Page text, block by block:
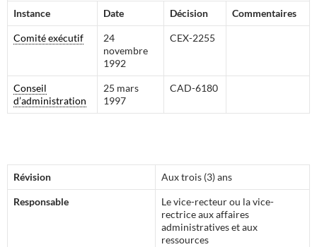
Instance Date Décision Commentaires
Comité exécutif
24
novembre
1992
CEX-2255
Conseil
d’administration
25 mars
1997
CAD-6180
Révision Aux trois (3) ans
Responsable
Le vice-recteur ou la vice-
rectrice aux affaires
administratives et aux
ressources